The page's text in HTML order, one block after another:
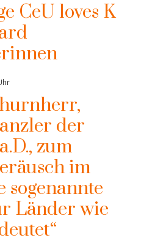
CeU loves K
der
zum
im
sogenannte
Länder wie